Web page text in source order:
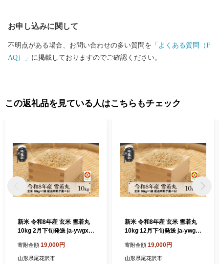
お申し込みに関して
不明点がある場合、お問い合わせの多い質問を 「よくある質問（F
AQ）」 に掲載しておりますのでご確認ください。
この返礼品を見ている人はこちらもチェック
新米 令和8年産 玄米 雪若丸
10kg 2月下旬発送 ja-ywgxb
寄附金額 19,000円
山形県尾花沢市
新米 令和8年産 玄米 雪若丸
10kg 12月下旬発送 ja-ywgx
寄附金額 19,000円
山形県尾花沢市